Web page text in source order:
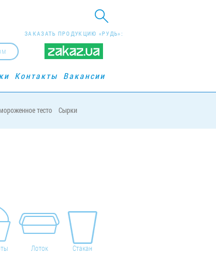
ЗАКАЗАТЬ ПРОДУКЦИЮ «РУДЬ»:
Контакты Вакансии
тесто Сырки
Лоток Стакан